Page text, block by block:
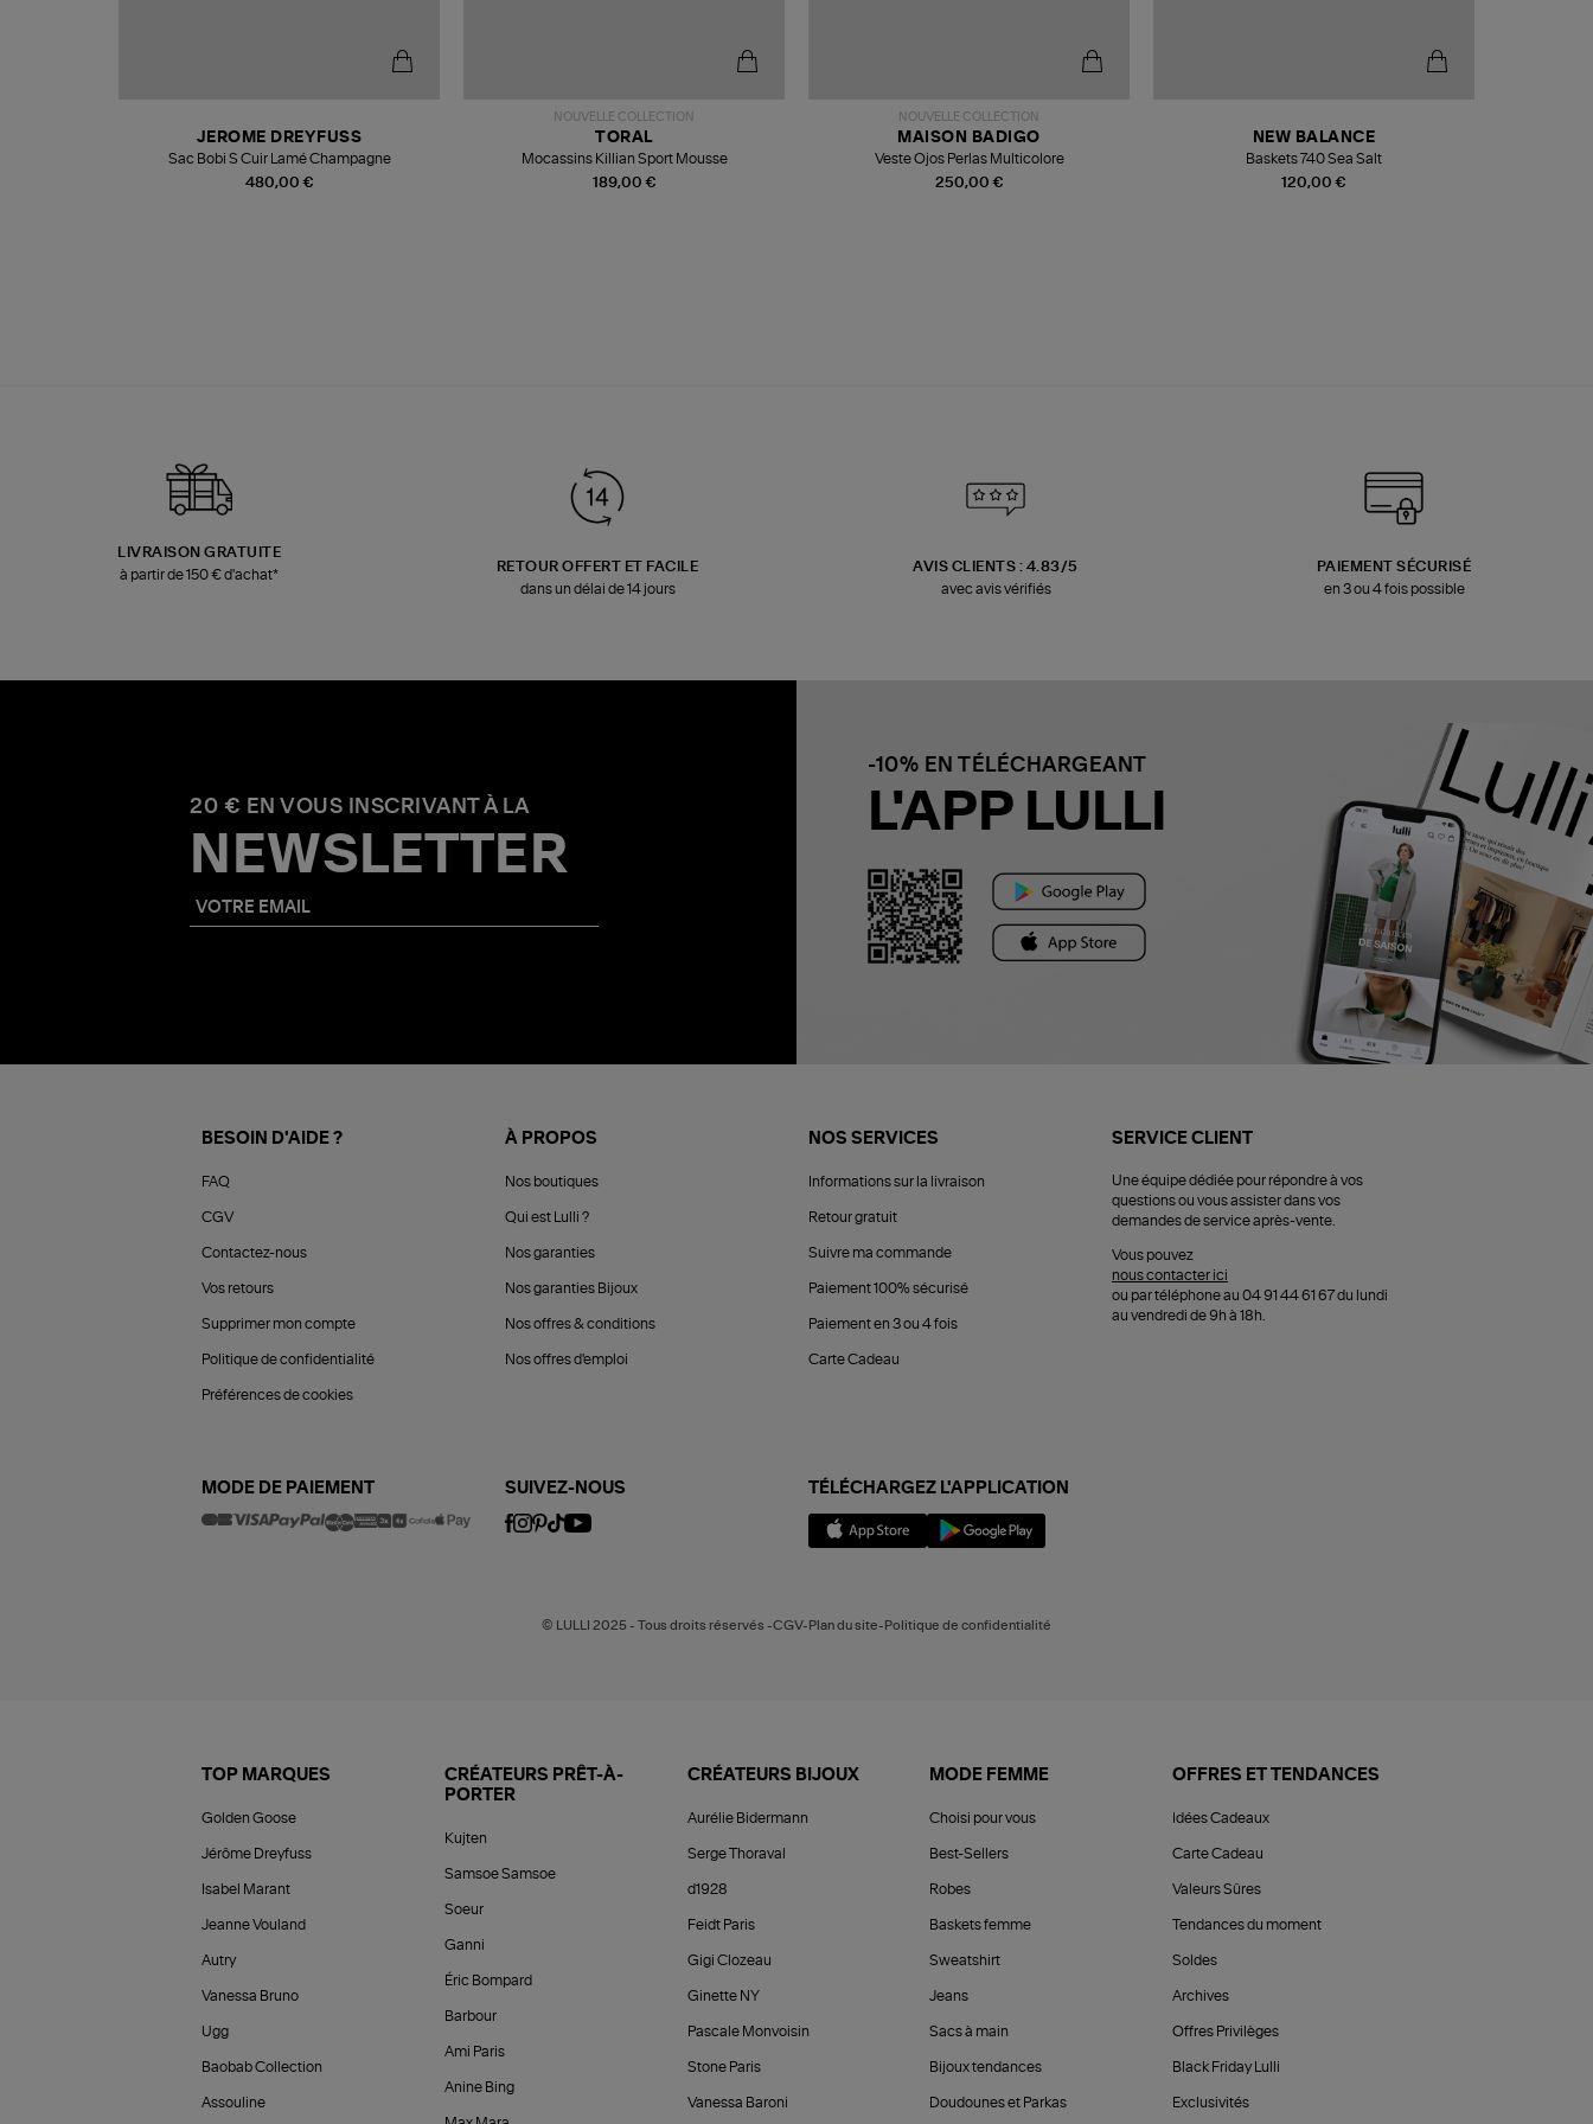
480,00 €
JEROME DREYFUSS
Sac Bobi S Cuir Lamé Champagne
NOUVELLE COLLECTION
189,00 €
TORAL
Mocassins Killian Sport Mousse
NOUVELLE COLLECTION
250,00 €
MAISON BADIGO
Veste Ojos Perlas Multicolore
120,00 €
NEW BALANCE
Baskets 740 Sea Salt
LIVRAISON GRATUITE
à partir de 150 € d'achat*
RETOUR OFFERT ET FACILE
dans un délai de 14 jours
AVIS CLIENTS : 4.83/5
avec avis vérifiés
PAIEMENT SÉCURISÉ
en 3 ou 4 fois possible
20 € EN VOUS INSCRIVANT À LA
NEWSLETTER
-10% EN TÉLÉCHARGEANT
L'APP LULLI
BESOIN D'AIDE ?
FAQ
CGV
Contactez-nous
Vos retours
Supprimer mon compte
Politique de confidentialité
Préférences de cookies
À PROPOS
Nos boutiques
Qui est Lulli ?
Nos garanties
Nos garanties Bijoux
Nos offres & conditions
Nos offres d'emploi
NOS SERVICES
Informations sur la livraison
Retour gratuit
Suivre ma commande
Paiement 100% sécurisé
Paiement en 3 ou 4 fois
Carte Cadeau
SERVICE CLIENT
Une équipe dédiée pour répondre à vos
questions ou vous assister dans vos
demandes de service après-vente.
Vous pouvez
nous contacter ici
ou par téléphone au 04 91 44 61 67 du lundi
au vendredi de 9h à 18h.
MODE DE PAIEMENT SUIVEZ-NOUS TÉLÉCHARGEZ L'APPLICATION
© LULLI 2025 - Tous droits réservés -CGV-Plan du site-Politique de confidentialité
TOP MARQUES
Golden Goose
Jérôme Dreyfuss
Isabel Marant
Jeanne Vouland
Autry
Vanessa Bruno
Ugg
Baobab Collection
Assouline
CRÉATEURS PRÊT-À-
PORTER
Kujten
Samsoe Samsoe
Soeur
Ganni
Éric Bompard
Barbour
Ami Paris
Anine Bing
CRÉATEURS BIJOUX
Aurélie Bidermann
Serge Thoraval
d1928
Feidt Paris
Gigi Clozeau
Ginette NY
Pascale Monvoisin
Stone Paris
Vanessa Baroni
MODE FEMME
Choisi pour vous
Best-Sellers
Robes
Baskets femme
Sweatshirt
Jeans
Sacs à main
Bijoux tendances
Doudounes et Parkas
OFFRES ET TENDANCES
Idées Cadeaux
Carte Cadeau
Valeurs Sûres
Tendances du moment
Soldes
Archives
Offres Privilèges
Black Friday Lulli
Exclusivités